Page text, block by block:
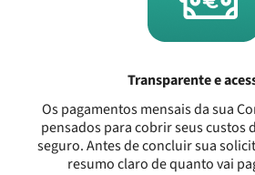
Transparente e
Os pagamentos mensais da sua
pensados para cobrir seus custos
seguro. Antes de concluir sua
resumo claro de quanto vai